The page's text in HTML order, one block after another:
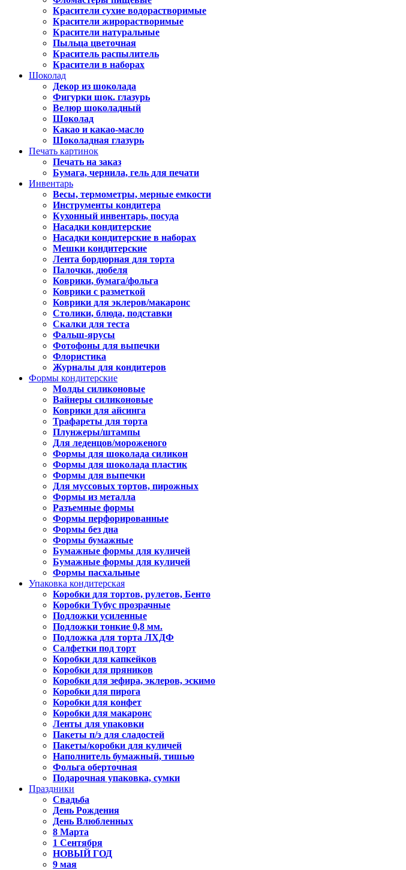
Красители сухие водорастворимые
Красители жирорастворимые
Красители натуральные
Пыльца цветочная
Краситель распылитель
Красители в наборах
Шоколад
Декор из шоколада
Фигурки шок. глазурь
Велюр шоколадный
Шоколад
Какао и какао-масло
Шоколадная глазурь
Печать картинок
Печать на заказ
Бумага, чернила, гель для печати
Инвентарь
Весы, термометры, мерные емкости
Инструменты кондитера
Кухонный инвентарь, посуда
Насадки кондитерские
Насадки кондитерские в наборах
Мешки кондитерские
Лента бордюрная для торта
Палочки, дюбеля
Коврики, бумага/фольга
Коврики с разметкой
Коврики для эклеров/макаронс
Столики, блюда, подставки
Скалки для теста
Фальш-ярусы
Фотофоны для выпечки
Флористика
Журналы для кондитеров
Формы кондитерские
Молды силиконовые
Вайнеры силиконовые
Коврики для айсинга
Трафареты для торта
Плунжеры/штампы
Для леденцов/мороженого
Формы для шоколада силикон
Формы для шоколада пластик
Формы для выпечки
Для муссовых тортов, пирожных
Формы из металла
Разъемные формы
Формы перфорированные
Формы без дна
Формы бумажные
Бумажные формы для куличей
Бумажные формы для куличей
Формы пасхальные
Упаковка кондитерская
Коробки для тортов, рулетов, Бенто
Коробки Тубус прозрачные
Подложки усиленные
Подложки тонкие 0,8 мм.
Подложка для торта ЛХДФ
Салфетки под торт
Коробки для капкейков
Коробки для пряников
Коробки для зефира, эклеров, эскимо
Коробки для пирога
Коробки для конфет
Коробки для макаронс
Ленты для упаковки
Пакеты п/э для сладостей
Пакеты/коробки для куличей
Наполнитель бумажный, тишью
Фольга оберточная
Подарочная упаковка, сумки
Праздники
Свадьба
День Рождения
День Влюбленных
8 Марта
1 Сентября
НОВЫЙ ГОД
9 мая